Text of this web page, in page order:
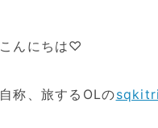
こんにちは♡
自称、旅するOLの